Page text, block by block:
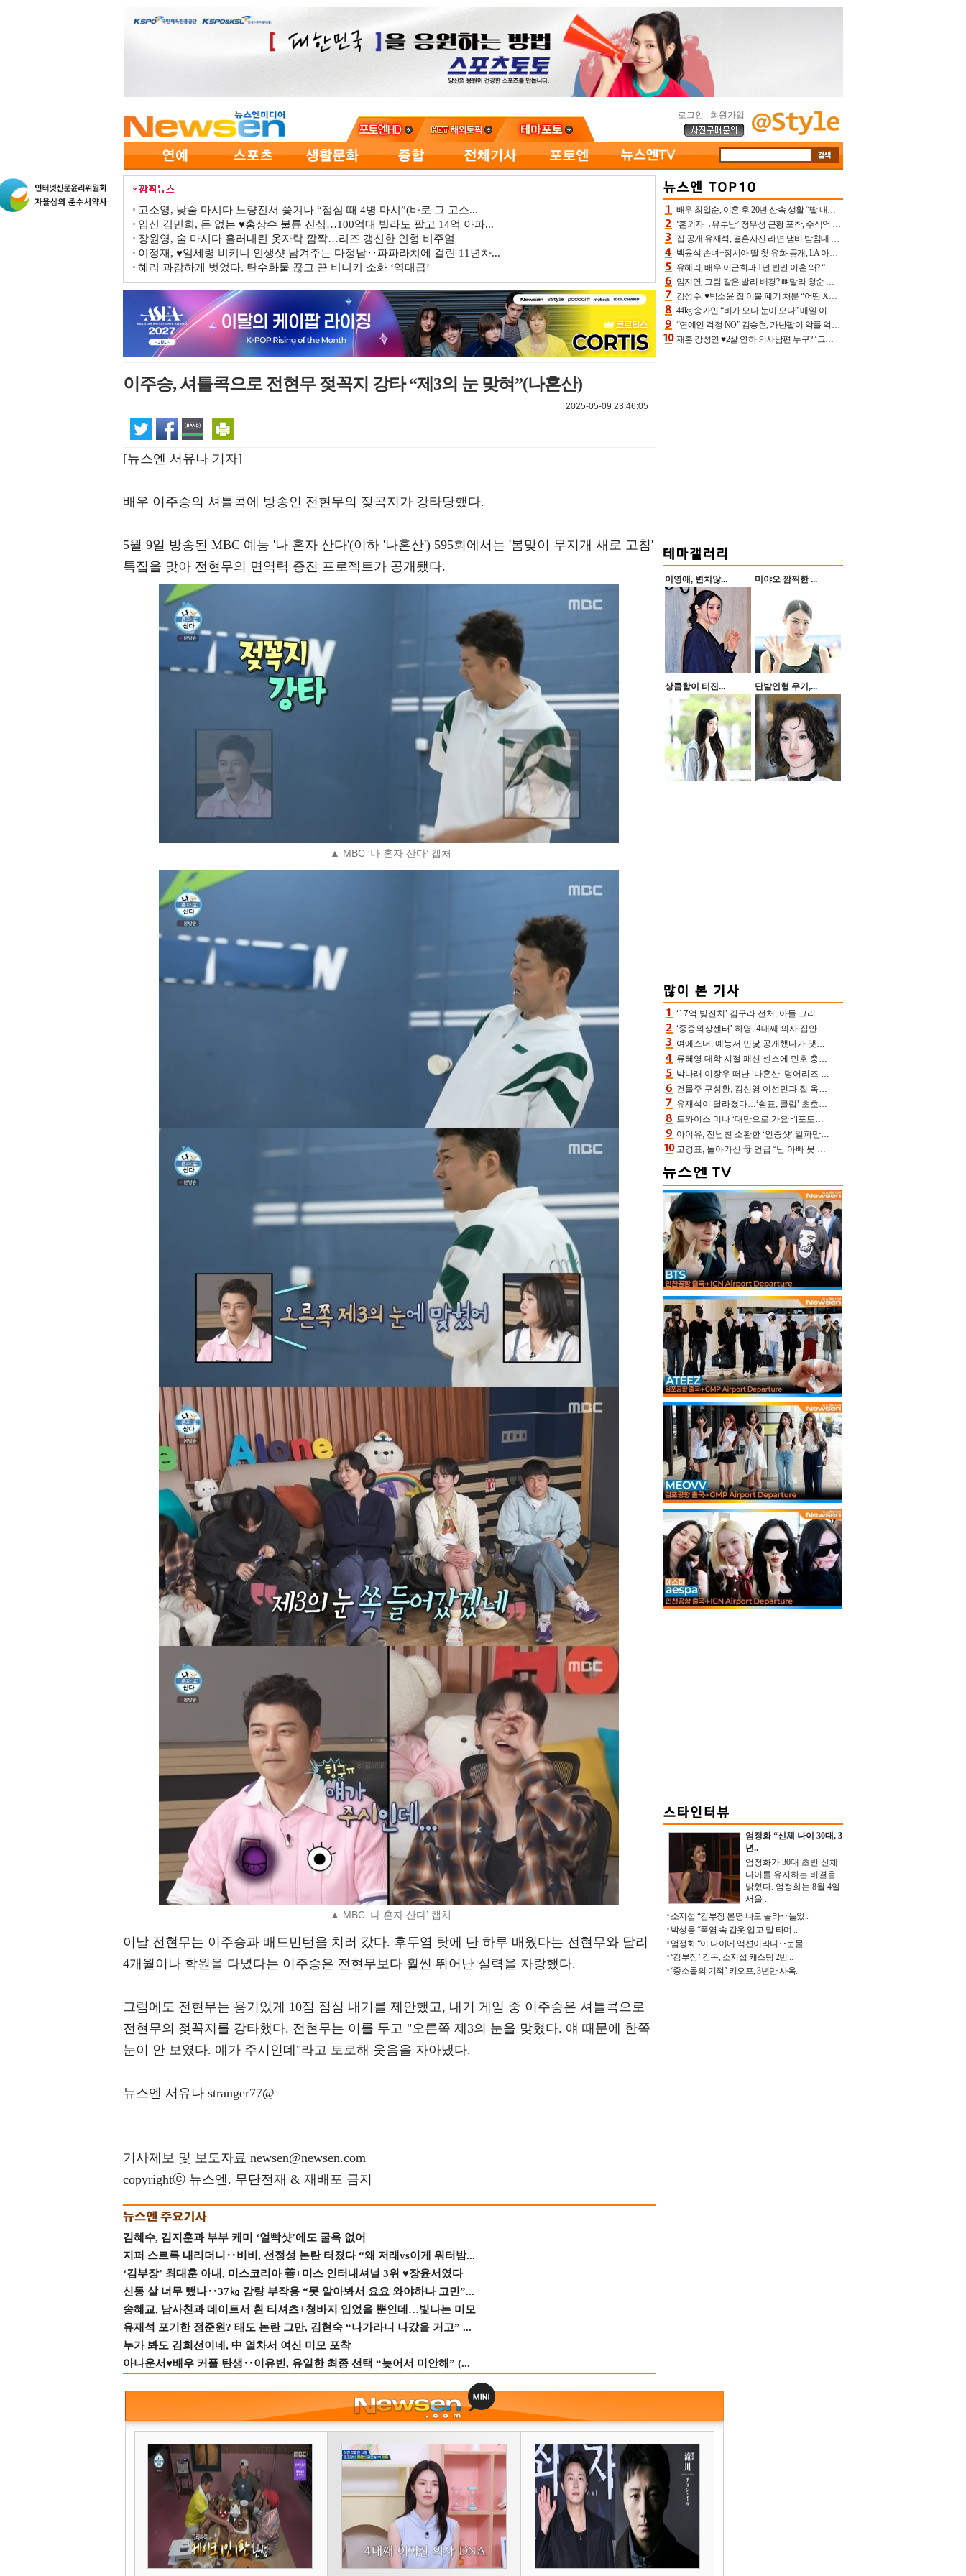
로그인 회원가입
고소영, 낮술 마시다 노량진서 쫓겨나 “점심 때 4병 마셔”(바로 그 고소...
임신 김민희, 돈 없는 ♥홍상수 불륜 진심…100억대 빌라도 팔고 14억 아파...
장원영, 술 마시다 흘러내린 옷자락 깜짝…리즈 갱신한 인형 비주얼
이정재, ♥임세령 비키니 인생샷 남겨주는 다정남‥파파라치에 걸린 11년차...
혜리 과감하게 벗었다, 탄수화물 끊고 끈 비니키 소화 ‘역대급’
이주승, 셔틀콕으로 전현무 젖꼭지 강타 “제3의 눈 맞혀”(나혼산)
2025-05-09 23:46:05
[뉴스엔 서유나 기자]
배우 이주승의 셔틀콕에 방송인 전현무의 젖곡지가 강타당했다.
5월 9일 방송된 MBC 예능 '나 혼자 산다'(이하 '나혼산') 595회에서는 '봄맞이 무지개 새로 고침'
특집을 맞아 전현무의 면역력 증진 프로젝트가 공개됐다.
▲ MBC ‘나 혼자 산다’ 캡처
▲ MBC ‘나 혼자 산다’ 캡처
이날 전현무는 이주승과 배드민턴을 치러 갔다. 후두염 탓에 단 하루 배웠다는 전현무와 달리
4개월이나 학원을 다녔다는 이주승은 전현무보다 훨씬 뛰어난 실력을 자랑했다.
그럼에도 전현무는 용기있게 10점 점심 내기를 제안했고, 내기 게임 중 이주승은 셔틀콕으로
전현무의 젖꼭지를 강타했다. 전현무는 이를 두고 "오른쪽 제3의 눈을 맞혔다. 얘 때문에 한쪽
눈이 안 보였다. 얘가 주시인데"라고 토로해 웃음을 자아냈다.
뉴스엔 서유나 stranger77@
기사제보 및 보도자료 newsen@newsen.com
copyrightⓒ 뉴스엔. 무단전재 & 재배포 금지
김혜수, 김지훈과 부부 케미 ‘얼빡샷’에도 굴욕 없어
지퍼 스르륵 내리더니‥비비, 선정성 논란 터졌다 “왜 저래vs이게 워터밤...
‘김부장’ 최대훈 아내, 미스코리아 善+미스 인터내셔널 3위 ♥장윤서였다
신동 살 너무 뺐나‥37㎏ 감량 부작용 “못 알아봐서 요요 와야하나 고민”...
송혜교, 남사친과 데이트서 흰 티셔츠+청바지 입었을 뿐인데…빛나는 미모
유재석 포기한 정준원? 태도 논란 그만, 김현숙 “나가라니 나갔을 거고” ...
누가 봐도 김희선이네, 中 열차서 여신 미모 포착
아나운서♥배우 커플 탄생‥이유빈, 유일한 최종 선택 “늦어서 미안해” (...
배우 최일순, 이혼 후 20년 산속 생활 “딸 내가 버렸다고 원망‥맘 아파”(특종)[어제TV]
‘혼외자→유부남’ 정우성 근황 포착, 수식억 해킹 피해 후배 만났다 “존경하는”
집 공개 유재석, 결혼사진 라면 냄비 받침대 되고 분노‥가족사진도 피해(놀뭐)[어제TV]
백윤식 손녀+정시아 딸 첫 유화 공개, LA 아트쇼→서울국제조각페스타 작가다운 수준급 실력
유혜리, 배우 이근희과 1년 반만 이혼 왜? “식칼 꽂고 의자 던져” 충격 폭로(특종)[어제TV]
임지연, 그림 같은 발리 배경? 뼈말라 청순 비키니 핏에 상대 안 되네
김성수, ♥박소윤 집 이불 폐기 처분 “어떤 X이랑 썼을지 몰라” 질투(신랑수업2)[어제TV]
44kg 송가인 “비가 오나 눈이 오나” 매일 이 운동, 허벅지 근육량 상승+체지방 감소
“연예인 걱정 NO” 김승현, 가난팔이 악플 억울할만‥아내+딸과 日 여행
재혼 강성연 ♥2살 연하 의사남편 누구? ‘그알’ 자문의에 훈남 비주얼 초엘리트 스펙 [종합]
이영애, 변치않... 미야오 깜찍한 ...
상큼함이 터진... 단발인형 우기,...
‘17억 빚잔치’ 김구라 전처, 아들 그리는 “나 뿐인데” 친엄마 챙기는 효심 눈길
‘중증외상센터’ 하영, 4대째 의사 집안 인증 “증조부, 고종 황제 진료”(옥문아)[어제TV]
여에스더, 예능서 민낯 공개했다가 댓글에 충격 “눈 왜 저렇게 처졌냐고”(에스더TV)
류혜영 대학 시절 패션 센스에 민호 충격 “레몬색 레깅스에 다리 없는 줄”(나혼산)
박나래 이장우 떠난 ‘나혼산’ 덩어리즈 왔다, 1인 1케이크에 팜유 전현무 충격[어제TV]
건물주 구성환, 김신영 이선민과 집 옥상서 41만원 한우 파티 “화력이 성화봉송”(나혼산)
유재석이 달라졌다…‘쉼표, 클럽’ 초호화 코스에 주우재도 감탄 (놀면 뭐하니?)
트와이스 미나 ‘대만으로 가요~’[포토엔HD]
아이유, 전남친 소환한 ‘인증샷’ 일파만파 속…남사친 변우석 선물도 남겼나 ‘훈훈’
고경표, 돌아가신 母 언급 “난 아빠 못 될 듯” 족보 태운 부친 응원 뭉클(나혼산)
엄정화 “신체 나이 30대, 3
년..
엄정화가 30대 초반 신체
나이를 유지하는 비결을
밝혔다. 엄정화는 8월 4일
서울 ..
소지섭 “김부장 본명 나도 몰라‥들었..
박성웅 “폭염 속 갑옷 입고 말 타며 ..
엄정화 “이 나이에 액션이라니‥눈물 ..
‘김부장’ 감독, 소지섭 캐스팅 2번 ..
‘중소돌의 기적’ 키오프, 3년만 사옥..